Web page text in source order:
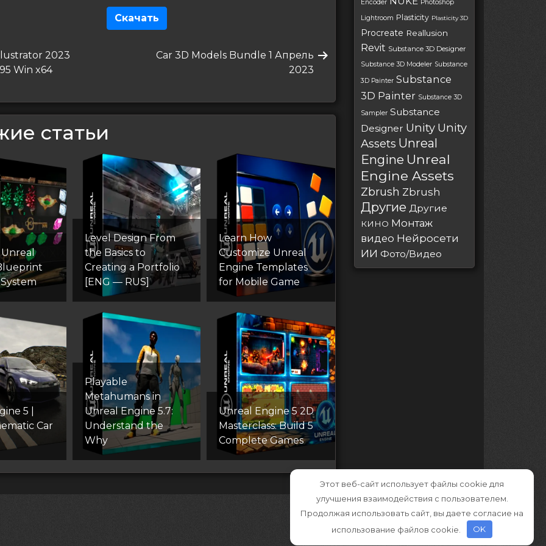
Скачать
2023
Win x64
Следующая
Car 3D Models Bundle 1 Апрель
2023
статьи
Level Design From
the Basics to
Creating a Portfolio
[ENG — RUS]
Learn How
Customize Unreal
Engine Templates
for Mobile Game
5 |
Car
Playable
Metahumans in
Unreal Engine 5.7:
Understand the
Why
Unreal Engine 5 2D
Masterclass: Build 5
Complete Games
Encoder
Photoshop
Lightroom Plasticity Plasticity 3D
Procreate Reallusion
Revit Substance 3D Designer
Substance 3D Modeler Substance
3D Painter Substance
3D Painter Substance 3D
Sampler Substance
Designer Unity Unity
Assets Unreal
Engine Unreal
Engine Assets
Zbrush Zbrush
Другие Другие
КИНО Монтаж
видео Нейросети
ИИ Фото/Видео
Этот веб-сайт использует файлы cookie для
улучшения взаимодействия с пользователем.
Продолжая использовать сайт, вы даете согласие на
использование файлов cookie.
OK